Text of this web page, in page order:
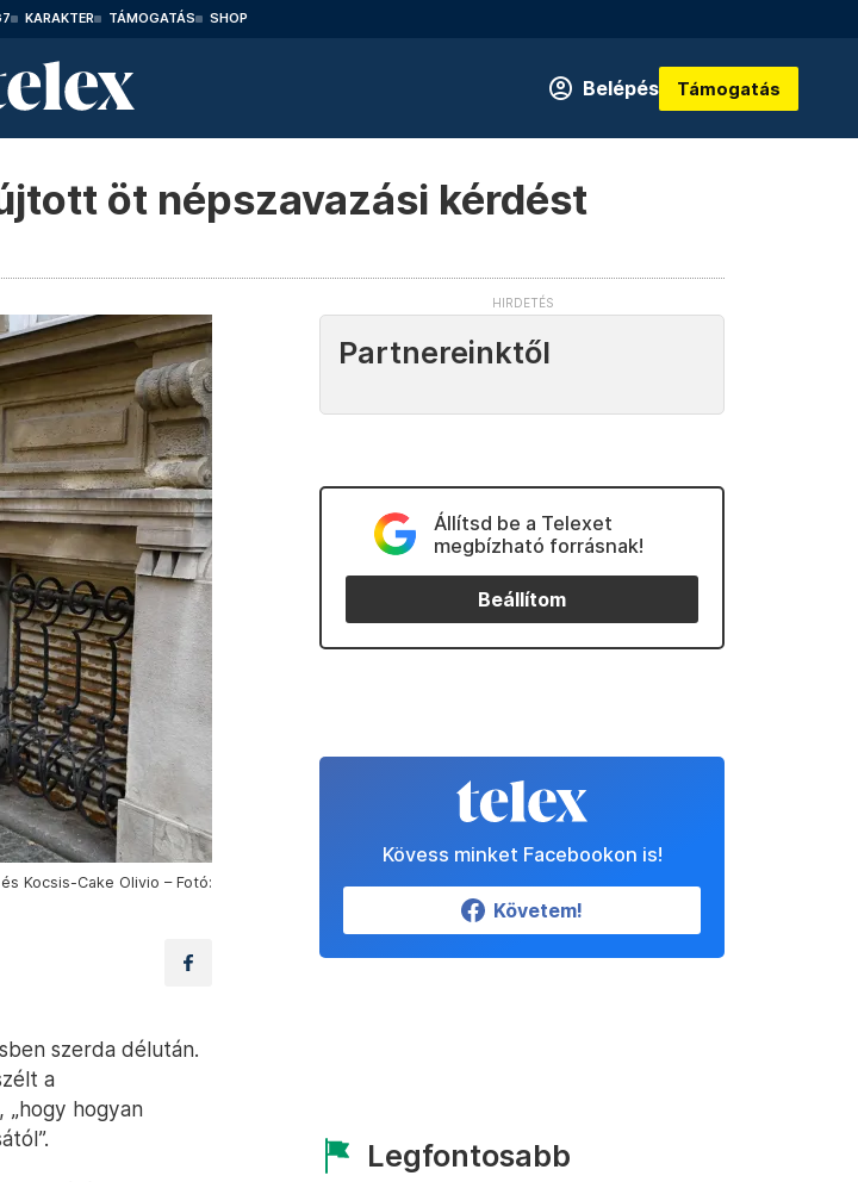
KARAKTER TÁMOGATÁS SHOP
Belépés Támogatás
öt népszavazási kérdést
Kocsis-Cake Olivio – Fotó:
szerda délután.
a
„hogy hogyan
Partnereinktől
Állítsd be a Telexet
megbízható forrásnak!
Beállítom
Kövess minket Facebookon is!
Követem!
Legfontosabb